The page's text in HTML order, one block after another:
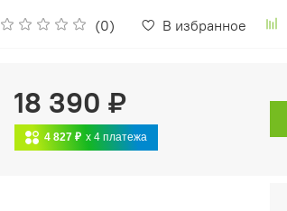
(0) В избранное
18 390 ₽
4 827 ₽ x 4 платежа